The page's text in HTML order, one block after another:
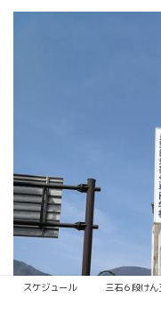
スケジュール 三石６段け